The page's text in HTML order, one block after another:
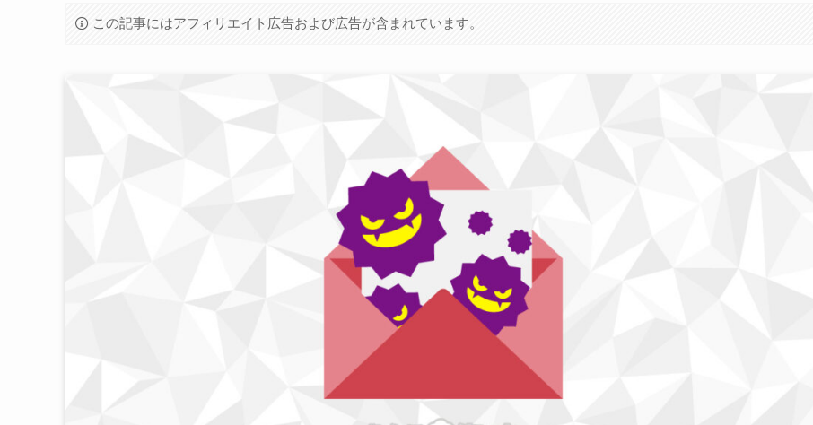
この記事にはアフィリエイト広告および広告が含まれています。